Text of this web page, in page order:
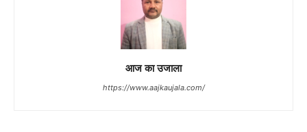
आज का उजाला
https://www.aajkaujala.com/